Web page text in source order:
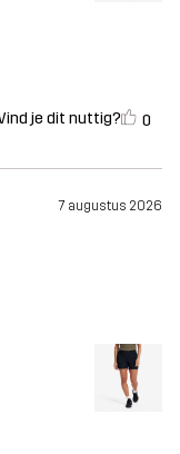
je dit nuttig? 0
7 augustus 2026